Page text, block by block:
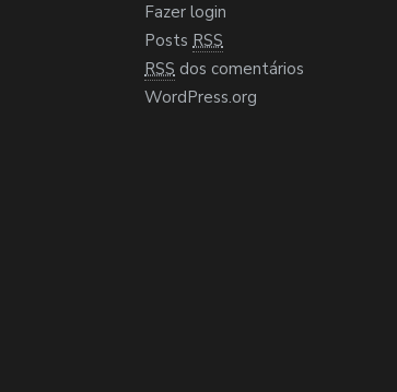
Fazer login
Posts RSS
RSS dos comentários
WordPress.org